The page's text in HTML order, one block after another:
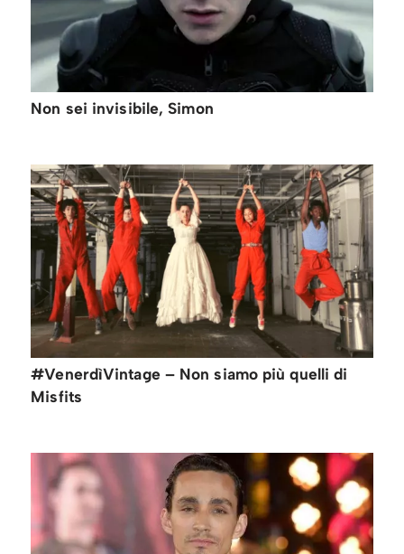
Non sei invisibile, Simon
#VenerdìVintage – Non siamo più quelli di
Misfits